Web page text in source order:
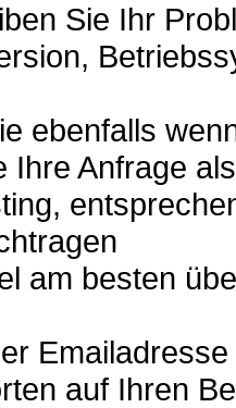
Sie Ihr
ebenfalls
Ihre Anfrage
am besten
auf Ihren